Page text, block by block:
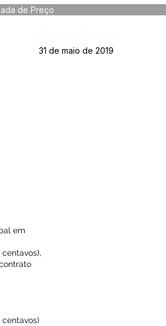
de Preço
31 de maio de 2019
em